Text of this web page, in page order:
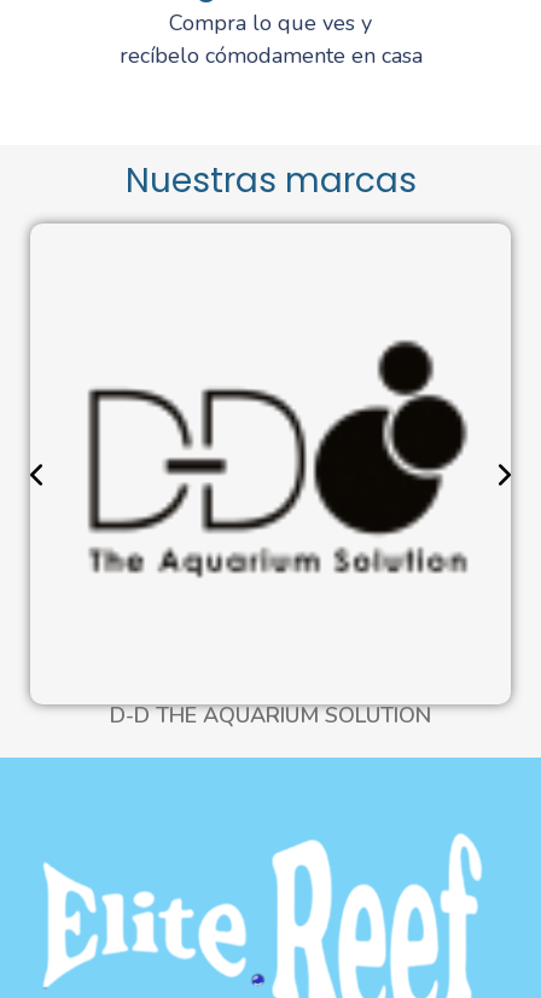
Compra lo que ves y
recíbelo cómodamente en casa
Nuestras marcas
D-D THE AQUARIUM SOLUTION